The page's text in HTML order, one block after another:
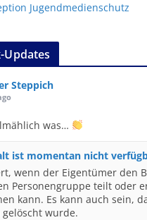
Jugendmedienschutz
Updates
Steppich
was…
ist momentan nicht
wenn der Eigentümer den
Personengruppe teilt oder
kann. Es kann auch sein,
wurde.